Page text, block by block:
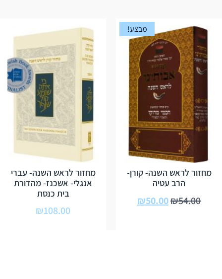
מבצע!
מחזור לראש השנה- קורן-
הרב עטיה
₪54.00
₪50.00
מחזור לראש השנה- עברי
אנגלי- אשכנז- מהדורת
בית כנסת
₪108.00